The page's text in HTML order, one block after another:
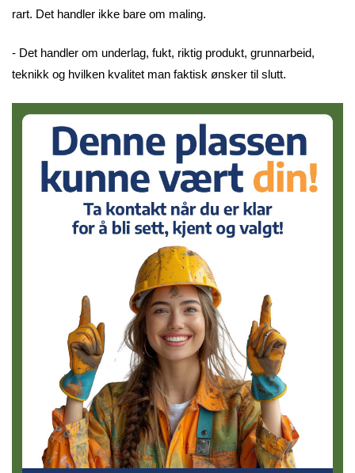
rart. Det handler ikke bare om maling.
- Det handler om underlag, fukt, riktig produkt, grunnarbeid,
teknikk og hvilken kvalitet man faktisk ønsker til slutt.